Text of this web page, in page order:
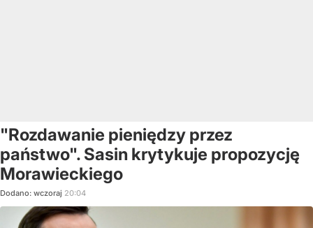
"Rozdawanie pieniędzy przez
państwo". Sasin krytykuje propozycję
Morawieckiego
Dodano: wczoraj 20:04